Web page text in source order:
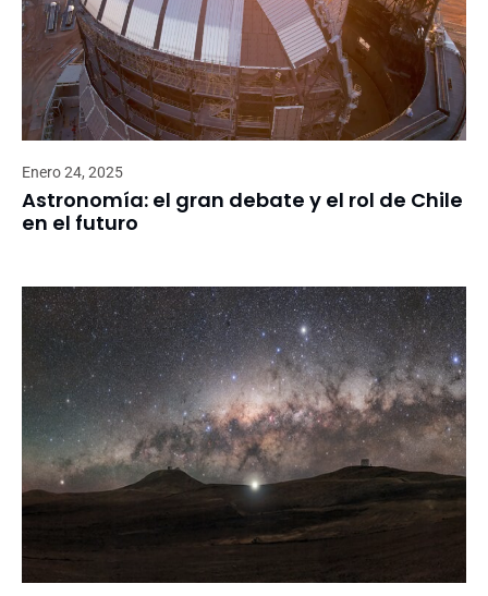
Enero 24, 2025
Astronomía: el gran debate y el rol de Chile
en el futuro